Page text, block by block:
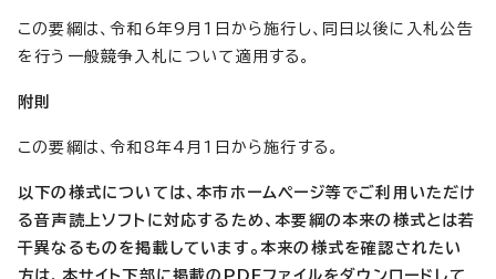
この要綱は、令和6年9月1日から施行し、同日以後に入札公告
を行う一般競争入札について適用する。
附則
この要綱は、令和8年4月1日から施行する。
以下の様式については、本市ホームページ等でご利用いただけ
る音声読上ソフトに対応するため、本要綱の本来の様式とは若
干異なるものを掲載しています。本来の様式を確認されたい
方は、本サイト下部に掲載のPDFファイルをダウンロードして